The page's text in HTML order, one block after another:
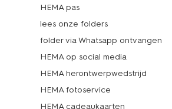
HEMA pas
lees onze folders
folder via Whatsapp ontvangen
HEMA op social media
HEMA herontwerpwedstrijd
HEMA fotoservice
HEMA cadeaukaarten